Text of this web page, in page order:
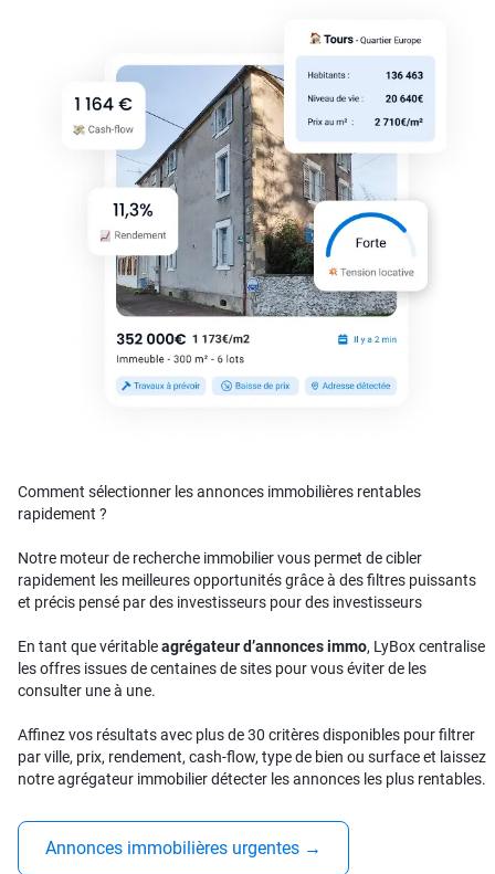
Comment sélectionner les annonces immobilières rentables
rapidement ?
Notre moteur de recherche immobilier vous permet de cibler
rapidement les meilleures opportunités grâce à des filtres puissants
et précis pensé par des investisseurs pour des investisseurs
En tant que véritableagrégateur d’annonces immo, LyBox centralise
les offres issues de centaines de sites pour vous éviter de les
consulter une à une.
Affinez vos résultats avec plus de 30 critères disponibles pour filtrer
par ville, prix, rendement, cash-flow, type de bien ou surface et laissez
notre agrégateur immobilier détecter les annonces les plus rentables.
Annonces immobilières urgentes →